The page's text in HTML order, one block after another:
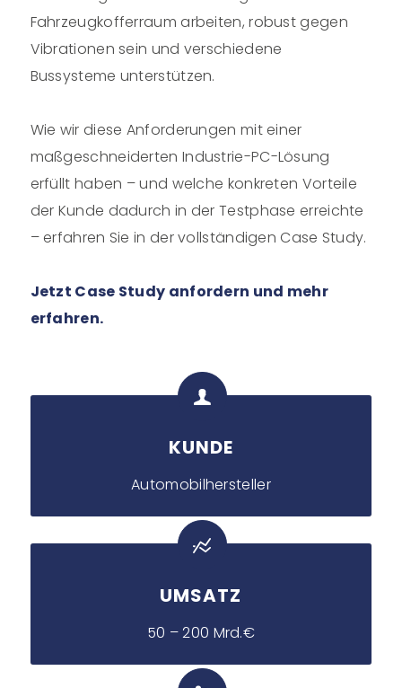
Fahrzeugkofferraum arbeiten, robust gegen
Vibrationen sein und verschiedene
Bussysteme unterstützen.
Wie wir diese Anforderungen mit einer
maßgeschneiderten Industrie-PC-Lösung
erfüllt haben – und welche konkreten Vorteile
der Kunde dadurch in der Testphase erreichte
– erfahren Sie in der vollständigen Case Study.
Jetzt Case Study anfordern und mehr
erfahren.
KUNDE
Automobilhersteller
UMSATZ
50 – 200 Mrd.€